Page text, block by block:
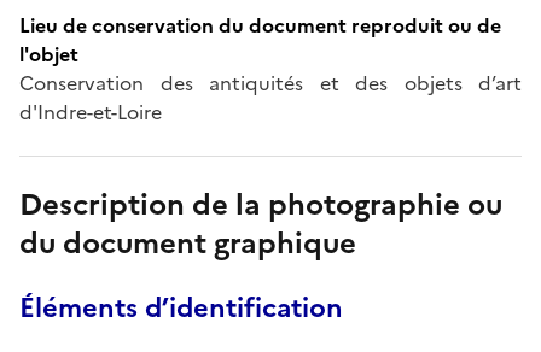
Lieu de conservation du document reproduit ou de
l'objet
Conservation des antiquités et des objets d’art
d'Indre-et-Loire
Description de la photographie ou
du document graphique
Éléments d’identification